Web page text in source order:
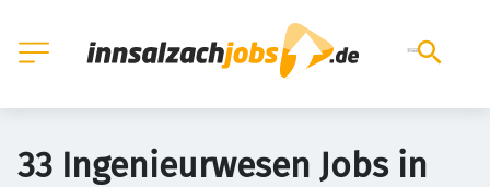
33 Ingenieurwesen Jobs in